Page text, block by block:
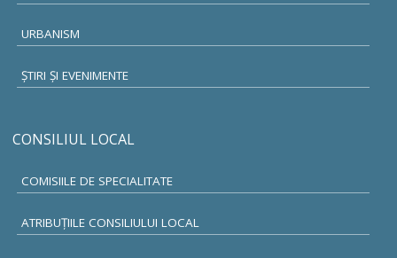
URBANISM
ŞTIRI ŞI EVENIMENTE
CONSILIUL LOCAL
COMISIILE DE SPECIALITATE
ATRIBUŢIILE CONSILIULUI LOCAL